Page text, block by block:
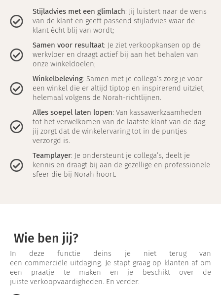
Stijladvies met een glimlach: Jij luistert naar de wens
van de klant en geeft passend stijladvies waar de
klant écht blij van wordt;
Samen voor resultaat: Je ziet verkoopkansen op de
werkvloer en draagt actief bij aan het behalen van
onze winkeldoelen;
Winkelbeleving: Samen met je collega’s zorg je voor
een winkel die er altijd tiptop en inspirerend uitziet,
helemaal volgens de Norah-richtlijnen.
Alles soepel laten lopen: Van kassawerkzaamheden
tot het verwelkomen van de laatste klant van de dag;
jij zorgt dat de winkelervaring tot in de puntjes
verzorgd is.
Teamplayer: Je ondersteunt je collega’s, deelt je
kennis en draagt bij aan de gezellige en professionele
sfeer die bij Norah hoort.
Wie ben jij?
In deze functie deins je niet terug van
een commerciële uitdaging. Je stapt graag op klanten af om
een praatje te maken en je beschikt over de
juiste verkoopvaardigheden. En verder: